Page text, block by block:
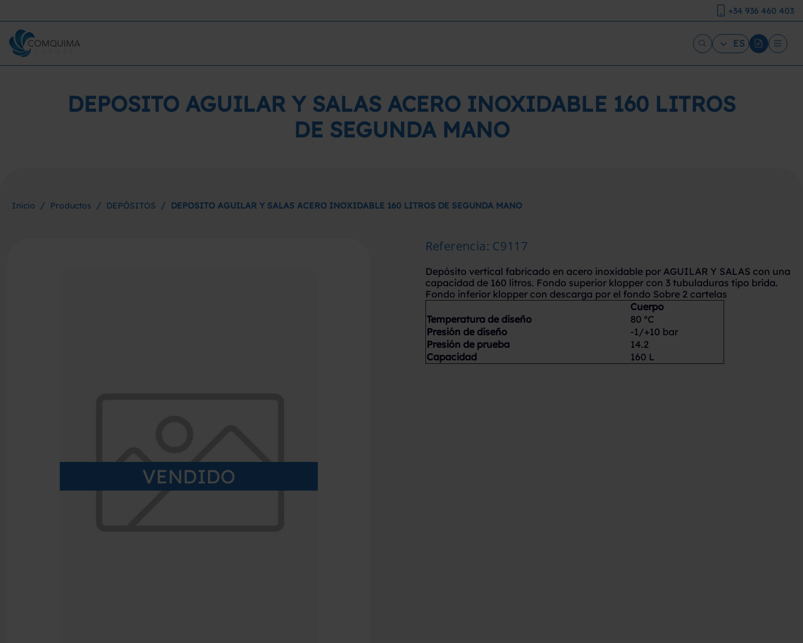
+34 936 460 403
ES
DEPOSITO AGUILAR Y SALAS ACERO INOXIDABLE 160 LITROS
DE SEGUNDA MANO
Inicio / Productos / DEPÓSITOS / DEPOSITO AGUILAR Y SALAS ACERO INOXIDABLE 160 LITROS DE SEGUNDA MANO
VENDIDO
Referencia: C9117
Depósito vertical fabricado en acero inoxidable por AGUILAR Y SALAS con una
capacidad de 160 litros. Fondo superior klopper con 3 tubuladuras tipo brida.
Fondo inferior klopper con descarga por el fondo Sobre 2 cartelas
Cuerpo
Temperatura de diseño
80 ºC
Presión de diseño
-1/+10 bar
Presión de prueba
14.2
Capacidad
160 L